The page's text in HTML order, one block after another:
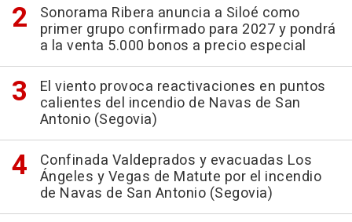
Sonorama Ribera anuncia a Siloé como
primer grupo confirmado para 2027 y pondrá
a la venta 5.000 bonos a precio especial
El viento provoca reactivaciones en puntos
calientes del incendio de Navas de San
Antonio (Segovia)
Confinada Valdeprados y evacuadas Los
Ángeles y Vegas de Matute por el incendio
de Navas de San Antonio (Segovia)